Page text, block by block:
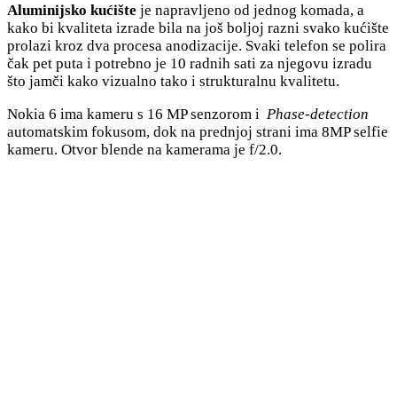
Aluminijsko kućište je napravljeno od jednog komada, a
kako bi kvaliteta izrade bila na još boljoj razni svako kućište
prolazi kroz dva procesa anodizacije. Svaki telefon se polira
čak pet puta i potrebno je 10 radnih sati za njegovu izradu
što jamči kako vizualno tako i strukturalnu kvalitetu.
Nokia 6 ima kameru s 16 MP senzorom i Phase-detection
automatskim fokusom, dok na prednjoj strani ima 8MP selfie
kameru. Otvor blende na kamerama je f/2.0.